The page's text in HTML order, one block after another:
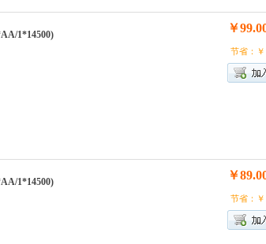
1*14500) ￥
节省：
1*14500) ￥
节省：